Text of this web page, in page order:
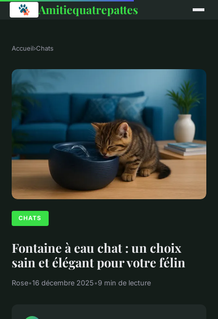
Amitiequatrepattes
Accueil›Chats
CHATS
Fontaine à eau chat : un choix
sain et élégant pour votre félin
Rose•16 décembre 2025•9 min de lecture